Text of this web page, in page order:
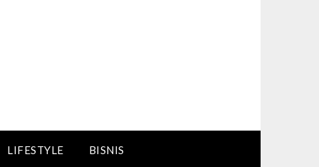
LIFESTYLE BISNIS